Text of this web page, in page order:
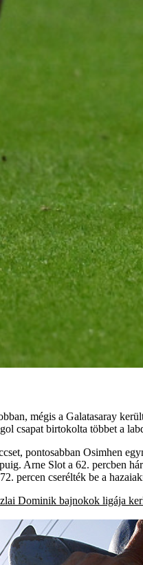
mégis a Galatasaray
csapat birtokolta többet a
pontosabban Osimhen
Arne Slot a 62. percben
percen cserélték be a
Dominik bajnokok ligája